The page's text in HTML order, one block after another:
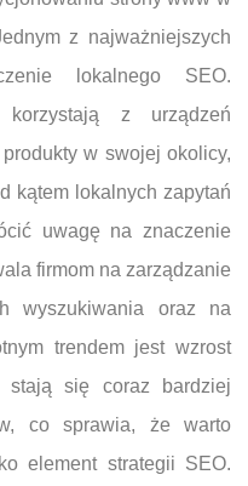
z najważniejszych
lokalnego SEO.
z urządzeń
w swojej okolicy,
kątem lokalnych zapytań
uwagę na znaczenie
firmom na zarządzanie
wyszukiwania oraz na
trendem jest wzrost
stają się coraz bardziej
co sprawia, że warto
element strategii SEO.